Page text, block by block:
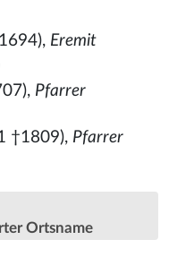
Eremit
Pfarrer
†1809), Pfarrer
Ortsname